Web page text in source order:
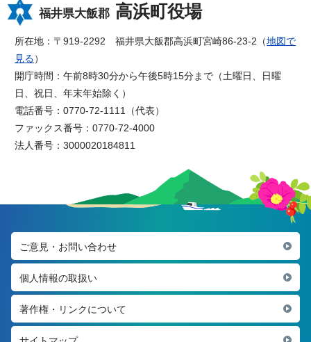
福井県大飯郡 高浜町役場
所在地：〒919-2292 福井県大飯郡高浜町宮崎86-23-2（地図で
見る）
開庁時間：午前8時30分から午後5時15分まで（土曜日、日曜
日、祝日、年末年始除く）
電話番号：0770-72-1111（代表）
ファックス番号：0770-72-4000
法人番号：3000020184811
ご意見・お問い合わせ
個人情報の取扱い
著作権・リンクについて